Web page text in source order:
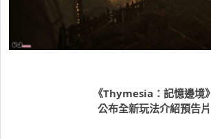
《Thymesia：記憶邊境》
公布全新玩法介紹預告片